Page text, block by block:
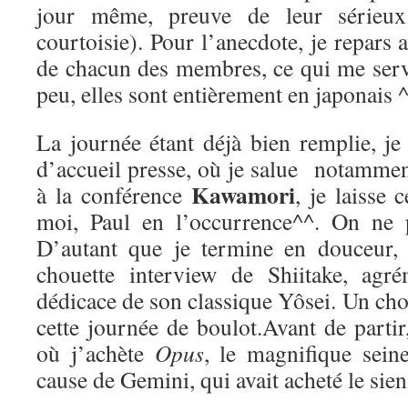
jour même, preuve de leur
courtoisie). Pour l’anecdote, je repars
de chacun des membres, ce qui me
peu, elles sont entièrement en japonais
La journée étant déjà bien remplie,
d’accueil presse, où je salue
à la conférence Kawamori, je laisse
moi, Paul en l’occurrence^^. On ne
D’autant que je termine en
chouette interview de Shiitake,
dédicace de son classique Yôsei. Un
cette journée de boulot.Avant de
où j’achète Opus, le magnifique
cause de Gemini, qui avait acheté le